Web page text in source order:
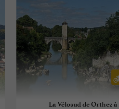
La Vélosud de Orthez à